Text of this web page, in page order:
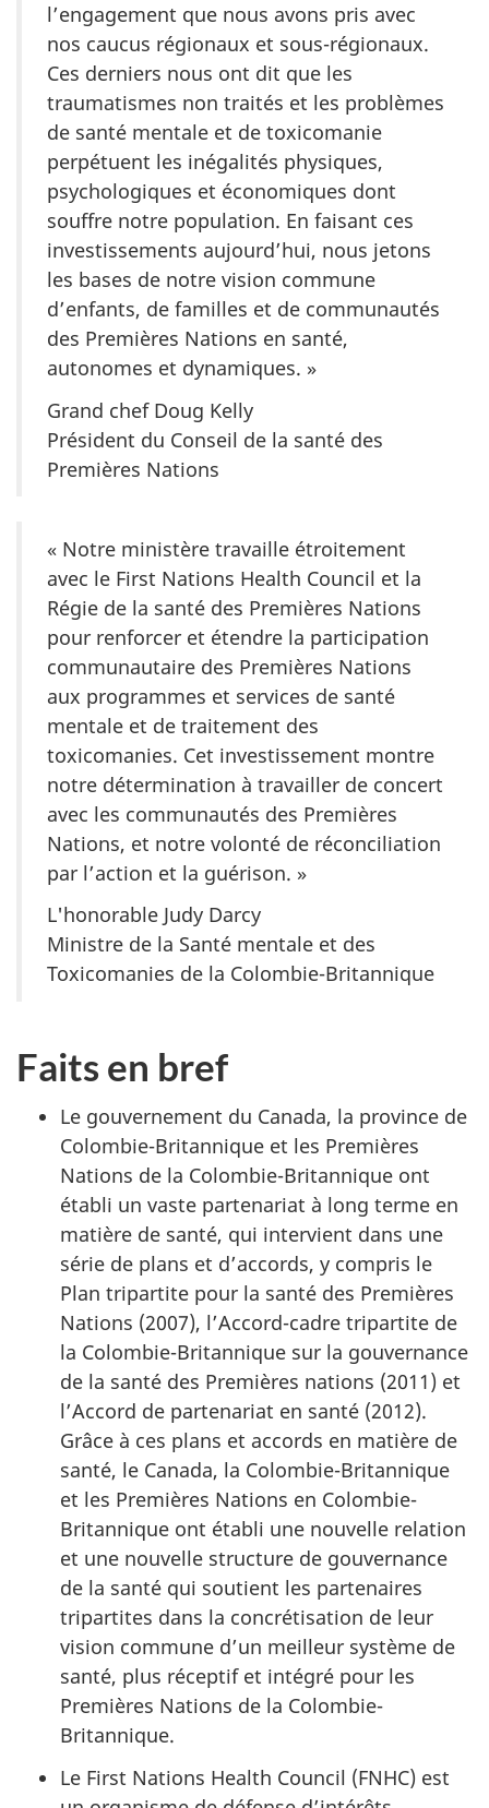
l’engagement que nous avons pris avec
nos caucus régionaux et sous-régionaux.
Ces derniers nous ont dit que les
traumatismes non traités et les problèmes
de santé mentale et de toxicomanie
perpétuent les inégalités physiques,
psychologiques et économiques dont
souffre notre population. En faisant ces
investissements aujourd’hui, nous jetons
les bases de notre vision commune
d’enfants, de familles et de communautés
des Premières Nations en santé,
autonomes et dynamiques. »
Grand chef Doug Kelly
Président du Conseil de la santé des
Premières Nations
« Notre ministère travaille étroitement
avec le First Nations Health Council et la
Régie de la santé des Premières Nations
pour renforcer et étendre la participation
communautaire des Premières Nations
aux programmes et services de santé
mentale et de traitement des
toxicomanies. Cet investissement montre
notre détermination à travailler de concert
avec les communautés des Premières
Nations, et notre volonté de réconciliation
par l’action et la guérison. »
L'honorable Judy Darcy
Ministre de la Santé mentale et des
Toxicomanies de la Colombie-Britannique
Faits en bref
Le gouvernement du Canada, la province de
Colombie-Britannique et les Premières
Nations de la Colombie-Britannique ont
établi un vaste partenariat à long terme en
matière de santé, qui intervient dans une
série de plans et d’accords, y compris le
Plan tripartite pour la santé des Premières
Nations (2007), l’Accord-cadre tripartite de
la Colombie-Britannique sur la gouvernance
de la santé des Premières nations (2011) et
l’Accord de partenariat en santé (2012).
Grâce à ces plans et accords en matière de
santé, le Canada, la Colombie-Britannique
et les Premières Nations en Colombie-
Britannique ont établi une nouvelle relation
et une nouvelle structure de gouvernance
de la santé qui soutient les partenaires
tripartites dans la concrétisation de leur
vision commune d’un meilleur système de
santé, plus réceptif et intégré pour les
Premières Nations de la Colombie-
Britannique.
Le First Nations Health Council (FNHC) est